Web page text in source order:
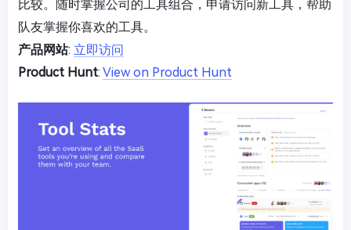
比较。随时掌握公司的工具组合，申请访问新工具，帮助
队友掌握你喜欢的工具。
产品网站: 立即访问
Product Hunt: View on Product Hunt